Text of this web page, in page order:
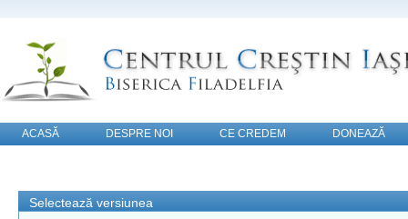
ACASĂ DESPRE NOI CE CREDEM
DONEAZĂ
Selectează versiunea